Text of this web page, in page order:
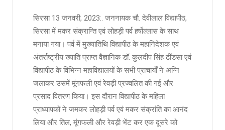
सिरसा 13 जनवरी, 2023:. जननायक चौ. देवीलाल विद्यापीठ,
सिरसा में मकर संक्रान्ति एवं लोहड़ी पर्व हर्षोल्लास के साथ
मनाया गया। पर्व में मुख्यातिथि विद्यापीठ के महानिदेशक एवं
अंतर्राष्ट्रीय ख्याति प्राप्त वैज्ञानिक डॉ. कुलदीप सिंह ढींडसा एवं
विद्यापीठ के विभिन्न महाविद्यालयों के सभी प्राचार्यों ने अग्नि
जलाकर उसमें मूंगफली एवं रेवड़ी प्रज्वलित की गई और
प्रसाद वितरण किया। इस दौरान विद्यापीठ के महिला
प्राध्यापकों ने जमकर लोहड़ी पर्व एवं मकर संक्रांति का आनंद
लिया और तिल, मूंगफली और रेवड़ी भेंट कर एक दूसरे को